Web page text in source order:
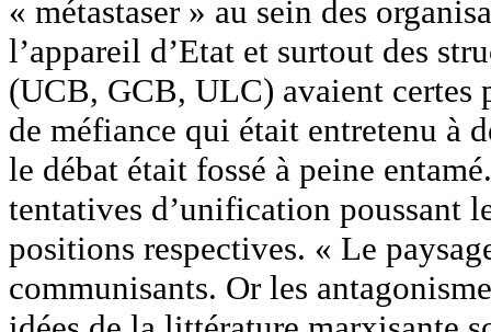
« métastaser » au sein des
l’appareil d’Etat et surtout des
(UCB, GCB, ULC) avaient certes
de méfiance qui était entretenu à
le débat était fossé à peine
tentatives d’unification poussant
positions respectives. « Le
communisants. Or les